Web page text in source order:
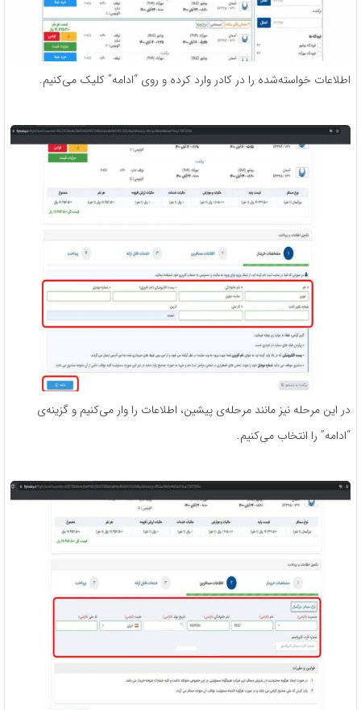
اطلاعات خواسته‌شده را در کادر وارد کرده و روی “ادامه” کلیک می‌کنیم.
در این مرحله نیز مانند مرحله‌ی پیشین، اطلاعات را وار می‌کنیم و گزینه‌ی
“ادامه” را انتخاب می‌کنیم.